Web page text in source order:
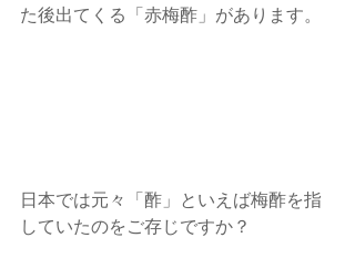
た後出てくる「赤梅酢」があります。
日本では元々「酢」といえば梅酢を指
していたのをご存じですか？